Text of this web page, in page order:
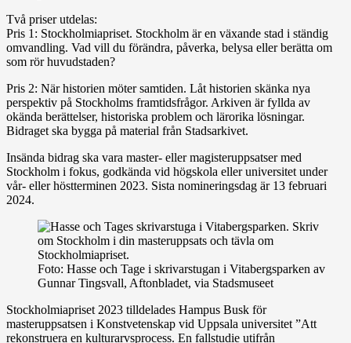
Två priser utdelas:
Pris 1: Stockholmiapriset. Stockholm är en växande stad i ständig
omvandling. Vad vill du förändra, påverka, belysa eller berätta om
som rör huvudstaden?
Pris 2: När historien möter samtiden. Låt historien skänka nya
perspektiv på Stockholms framtidsfrågor. Arkiven är fyllda av
okända berättelser, historiska problem och lärorika lösningar.
Bidraget ska bygga på material från Stadsarkivet.
Insända bidrag ska vara master- eller magisteruppsatser med
Stockholm i fokus, godkända vid högskola eller universitet under
vår- eller höstterminen 2023. Sista nomineringsdag är 13 februari
2024.
Foto: Hasse och Tage i skrivarstugan i Vitabergsparken av
Gunnar Tingsvall, Aftonbladet, via Stadsmuseet
Stockholmiapriset 2023 tilldelades Hampus Busk för
masteruppsatsen i Konstvetenskap vid Uppsala universitet ”Att
rekonstruera en kulturarvsprocess. En fallstudie utifrån